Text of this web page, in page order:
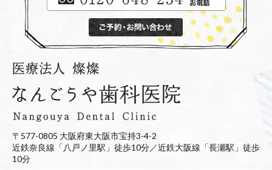
〒577-0805 大阪府東大阪市宝持3-4-2
近鉄奈良線「八戸ノ里駅」徒歩10分／近鉄大阪線「長瀬駅」徒歩
10分